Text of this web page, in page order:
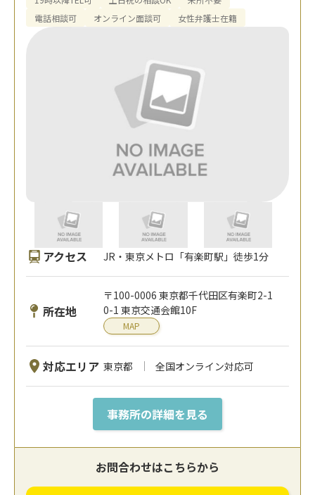
電話相談可
オンライン面談可 女性弁護士在籍
アクセス JR・東京メトロ「有楽町駅」徒歩1分
所在地
〒100-0006 東京都千代田区有楽町2-1
0-1 東京交通会館10F
MAP
対応エリア 東京都 全国オンライン対応可
事務所の詳細を見る
お問合わせはこちらから